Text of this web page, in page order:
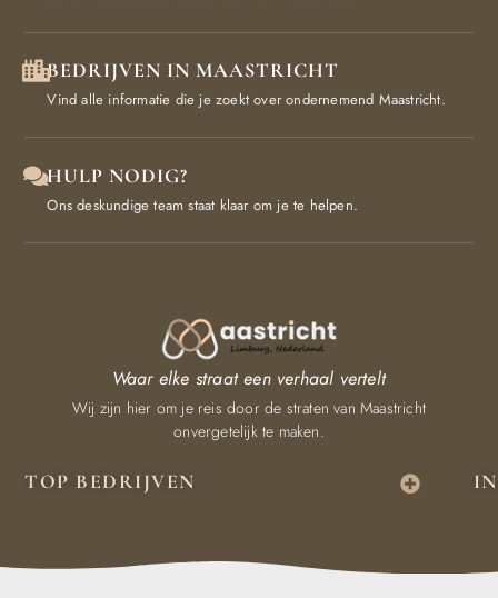
BEDRIJVEN IN MAASTRICHT
Vind alle informatie die je zoekt over ondernemend Maastricht.
HULP NODIG?
Ons deskundige team staat klaar om je te helpen.
TOP BEDRIJVEN
Waar elke straat een verhaal vertelt
Wij zijn hier om je reis door de straten van Maastricht
onvergetelijk te maken.